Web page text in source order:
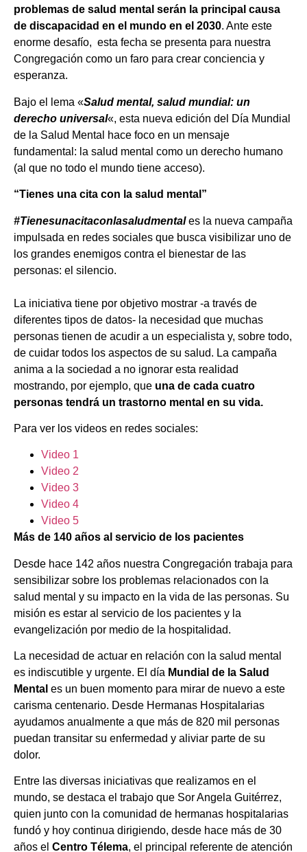
problemas de salud mental serán la principal causa
de discapacidad en el mundo en el 2030. Ante este
enorme desafío, esta fecha se presenta para nuestra
Congregación como un faro para crear conciencia y
esperanza.
Bajo el lema «Salud mental, salud mundial: un
derecho universal«, esta nueva edición del Día Mundial
de la Salud Mental hace foco en un mensaje
fundamental: la salud mental como un derecho humano
(al que no todo el mundo tiene acceso).
“Tienes una cita con la salud mental”
#Tienesunacitaconlasaludmentales la nueva campaña
impulsada en redes sociales que busca visibilizar uno de
los grandes enemigos contra el bienestar de las
personas: el silencio.
La iniciativa tiene por objetivo mostrar -a través de
diferentes tipos de datos- la necesidad que muchas
personas tienen de acudir a un especialista y, sobre todo,
de cuidar todos los aspectos de su salud. La campaña
anima a la sociedad a no ignorar esta realidad
mostrando, por ejemplo, que una de cada cuatro
personas tendrá un trastorno mental en su vida.
Para ver los videos en redes sociales:
Video 1
Video 2
Video 3
Video 4
Video 5
Más de 140 años al servicio de los pacientes
Desde hace 142 años nuestra Congregación trabaja para
sensibilizar sobre los problemas relacionados con la
salud mental y su impacto en la vida de las personas. Su
misión es estar al servicio de los pacientes y la
evangelización por medio de la hospitalidad.
La necesidad de actuar en relación con la salud mental
es indiscutible y urgente. El día Mundial de la Salud
Mental es un buen momento para mirar de nuevo a este
carisma centenario. Desde Hermanas Hospitalarias
ayudamos anualmente a que más de 820 mil personas
puedan transitar su enfermedad y aliviar parte de su
dolor.
Entre las diversas iniciativas que realizamos en el
mundo, se destaca el trabajo que Sor Angela Guitérrez,
quien junto con la comunidad de hermanas hospitalarias
fundó y hoy continua dirigiendo, desde hace más de 30
años el Centro Télema, el principal referente de atención